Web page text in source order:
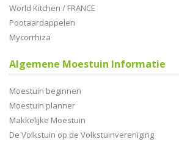
World Kitchen / FRANCE
Pootaardappelen
Mycorrhiza
Algemene Moestuin Informatie
Moestuin beginnen
Moestuin planner
Makkelijke Moestuin
De Volkstuin op de Volkstuinvereniging